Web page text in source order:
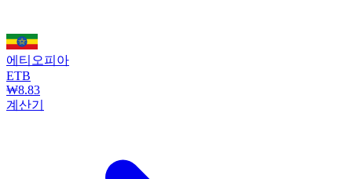
에티오피아
ETB
₩8.83
계산기